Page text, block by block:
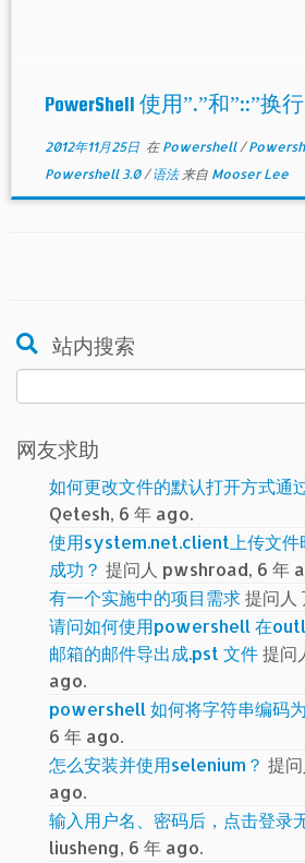
PowerShell 使用”.”和”::”换行
2012年11月25日在 Powershell/
Powershell 3.0/语法 来自 Mooser Lee
站内搜索
索：
网友求助
如何更改文件的默认打开方式通
Qetesh, 6 年 ago.
使用system.net.client上传文件
成功？ 提问人 pwshroad, 6 年
有一个实施中的项目需求提问人
请问如何使用powershell 在
邮箱的邮件导出成.pst 文件提问
ago.
powershell 如何将字符串编码
6 年 ago.
怎么安装并使用selenium？ 提
ago.
输入用户名、密码后，点击登录
liusheng, 6 年 ago.